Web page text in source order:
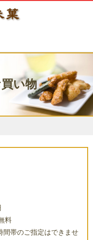
い物
料
間帯のご指定はできませ